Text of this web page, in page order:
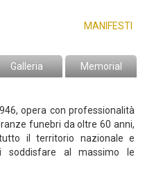
MANIFESTI
Galleria Memorial
opera con professionalità
funebri da oltre 60 anni,
il territorio nazionale e
soddisfare al massimo le